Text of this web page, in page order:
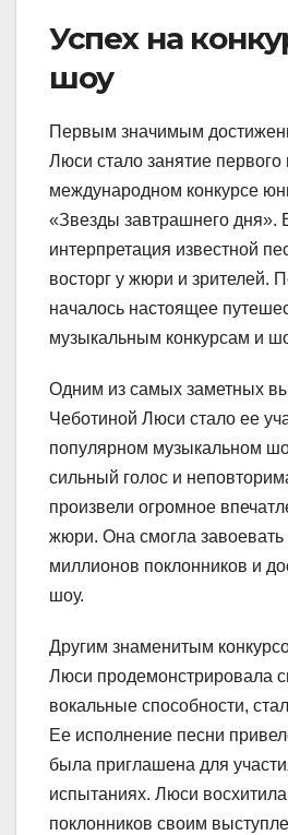
Успех на
шоу
Первым значимым
Люси стало занятие первого
международном конкурсе
«Звезды завтрашнего дня».
интерпретация известной
восторг у жюри и зрителей.
началось настоящее
музыкальным конкурсам и
Одним из самых заметных
Чеботиной Люси стало ее
популярном музыкальном
сильный голос и
произвели огромное
жюри. Она смогла завоевать
миллионов поклонников и
шоу.
Другим знаменитым
Люси продемонстрировала
вокальные способности,
Ее исполнение песни
была приглашена для
испытаниях. Люси
поклонников своим